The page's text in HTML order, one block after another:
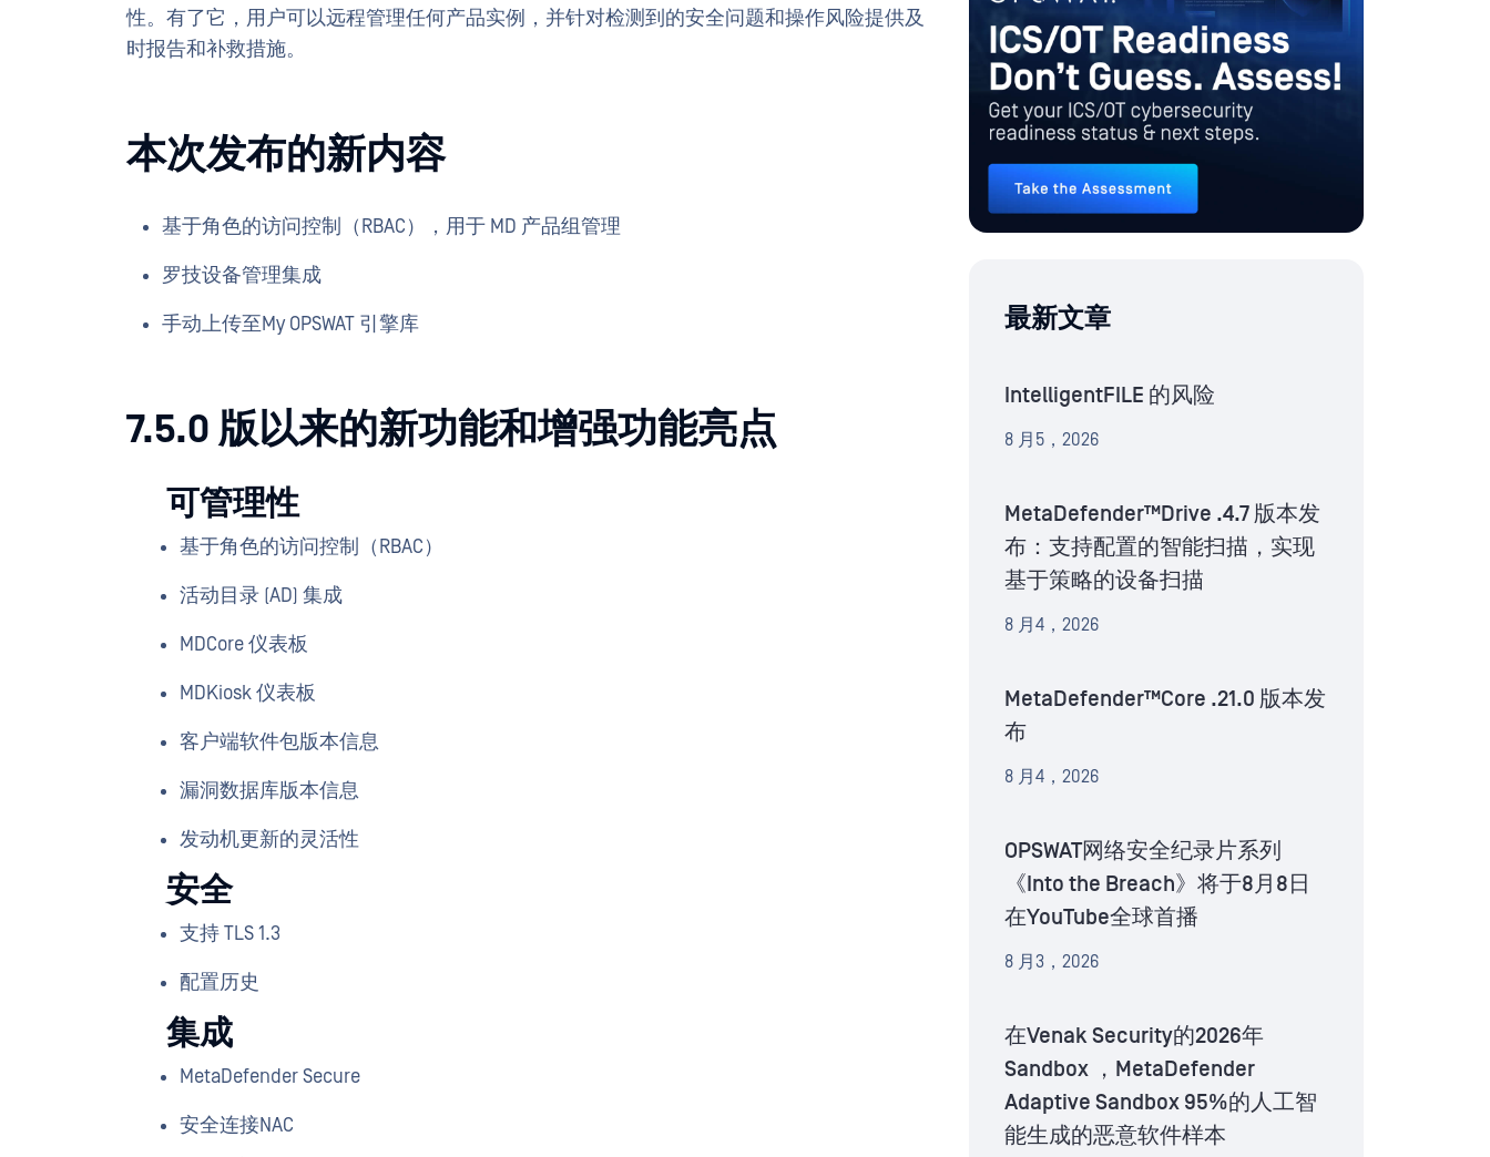
性。有了它，用户可以远程管理任何产品实例，并针对检测到的安全问题和操作风险提供及
时报告和补救措施。
本次发布的新内容
基于角色的访问控制（RBAC），用于 MD 产品组管理
罗技设备管理集成
手动上传至My OPSWAT 引擎库
7.5.0 版以来的新功能和增强功能亮点
可管理性
基于角色的访问控制（RBAC）
活动目录 (AD) 集成
MDCore 仪表板
MDKiosk 仪表板
客户端软件包版本信息
漏洞数据库版本信息
发动机更新的灵活性
安全
支持 TLS 1.3
配置历史
集成
MetaDefender Secure
安全连接NAC
最新文章
IntelligentFILE 的风险
8 月5，2026
MetaDefender™Drive .4.7 版本发
布：支持配置的智能扫描，实现
基于策略的设备扫描
8 月4，2026
MetaDefender™Core .21.0 版本发
布
8 月4，2026
OPSWAT网络安全纪录片系列
《Into the Breach》将于8月8日
在YouTube全球首播
8 月3，2026
在Venak Security的2026年
Sandbox ，MetaDefender
Adaptive Sandbox 95%的人工智
能生成的恶意软件样本